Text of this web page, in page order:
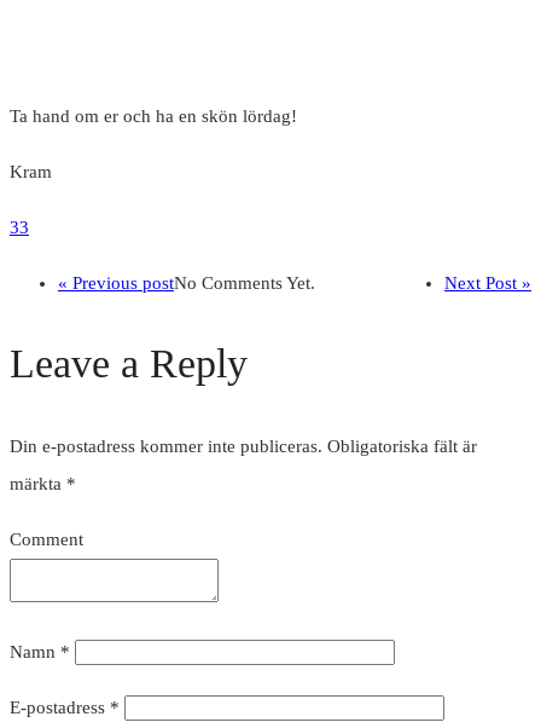
Ta hand om er och ha en skön lördag!
Kram
33
« Previous post Next Post »
No Comments Yet.
Leave a Reply
Din e-postadress kommer inte publiceras. Obligatoriska fält är
märkta *
Comment
Namn *
E-postadress *